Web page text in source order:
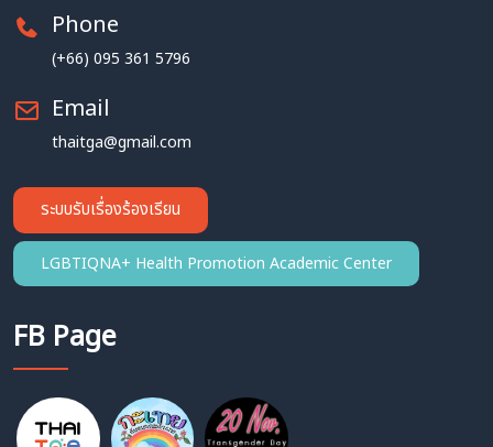
Phone
(+66) 095 361 5796
Email
thaitga@gmail.com
ระบบรับเรื่องร้องเรียน
LGBTIQNA+ Health Promotion Academic Center
FB Page